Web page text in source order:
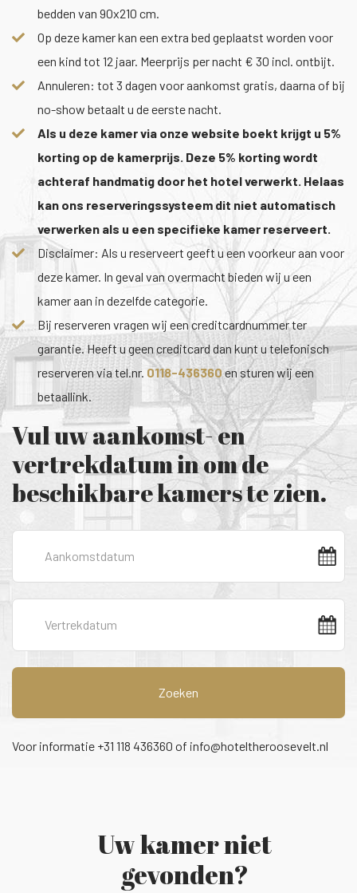
bedden van 90x210 cm.
Op deze kamer kan een extra bed geplaatst worden voor
een kind tot 12 jaar. Meerprijs per nacht € 30 incl. ontbijt.
Annuleren: tot 3 dagen voor aankomst gratis, daarna of bij
no-show betaalt u de eerste nacht.
Als u deze kamer via onze website boekt krijgt u 5%
korting op de kamerprijs. Deze 5% korting wordt
achteraf handmatig door het hotel verwerkt. Helaas
kan ons reserveringssysteem dit niet automatisch
verwerken als u een specifieke kamer reserveert.
Disclaimer: Als u reserveert geeft u een voorkeur aan voor
deze kamer. In geval van overmacht bieden wij u een
kamer aan in dezelfde categorie.
Bij reserveren vragen wij een creditcardnummer ter
garantie. Heeft u geen creditcard dan kunt u telefonisch
reserveren via tel.nr. 0118-436360en sturen wij een
betaallink.
Vul uw aankomst- en
vertrekdatum in om de
beschikbare kamers te zien.
Zoeken
Voor informatie +31 118 436360 of info@hoteltheroosevelt.nl
Uw kamer niet
gevonden?